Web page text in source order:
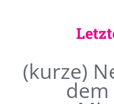
(kurze)
dem